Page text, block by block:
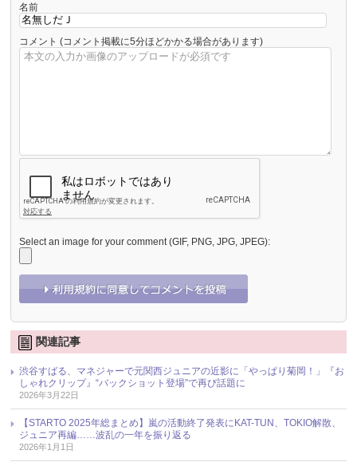
名前
コメント (コメント掲載に5分ほどかかる場合があります)
Select an image for your comment (GIF, PNG, JPG, JPEG):
関連記事
渋谷すばる、マネジャーで元関西ジュニアの近影に「やっぱり菊岡！」『お
しゃれクリップ』“バックショット登場”で再び話題に
2026年3月22日
【STARTO 2025年総まとめ】嵐の活動終了発表にKAT-TUN、TOKIO解散、
ジュニア再編……波乱の一年を振り返る
2026年1月1日